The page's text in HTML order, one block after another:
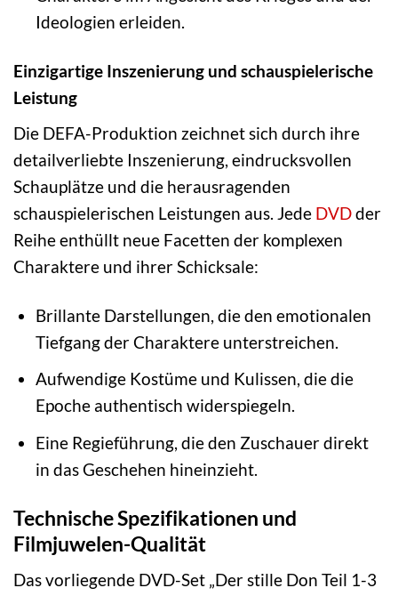
Ideologien erleiden.
Einzigartige Inszenierung und schauspielerische
Leistung
Die DEFA-Produktion zeichnet sich durch ihre
detailverliebte Inszenierung, eindrucksvollen
Schauplätze und die herausragenden
schauspielerischen Leistungen aus. Jede DVDder
Reihe enthüllt neue Facetten der komplexen
Charaktere und ihrer Schicksale:
Brillante Darstellungen, die den emotionalen
Tiefgang der Charaktere unterstreichen.
Aufwendige Kostüme und Kulissen, die die
Epoche authentisch widerspiegeln.
Eine Regieführung, die den Zuschauer direkt
in das Geschehen hineinzieht.
Technische Spezifikationen und
Filmjuwelen-Qualität
Das vorliegende DVD-Set „Der stille Don Teil 1-3